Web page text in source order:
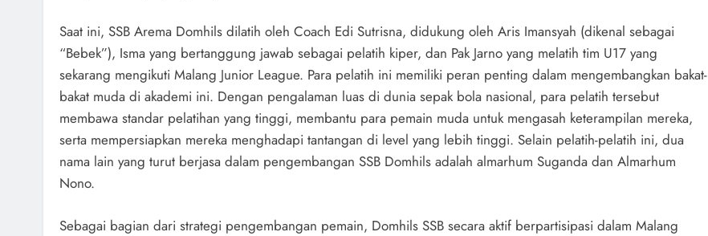
Saat ini, SSB Arema Domhils dilatih oleh Coach Edi Sutrisna, didukung oleh Aris Imansyah (dikenal sebagai
“Bebek”), Isma yang bertanggung jawab sebagai pelatih kiper, dan Pak Jarno yang melatih tim U17 yang
sekarang mengikuti Malang Junior League. Para pelatih ini memiliki peran penting dalam mengembangkan bakat-
bakat muda di akademi ini. Dengan pengalaman luas di dunia sepak bola nasional, para pelatih tersebut
membawa standar pelatihan yang tinggi, membantu para pemain muda untuk mengasah keterampilan mereka,
serta mempersiapkan mereka menghadapi tantangan di level yang lebih tinggi. Selain pelatih-pelatih ini, dua
nama lain yang turut berjasa dalam pengembangan SSB Domhils adalah almarhum Suganda dan Almarhum
Nono.
Sebagai bagian dari strategi pengembangan pemain, Domhils SSB secara aktif berpartisipasi dalam Malang